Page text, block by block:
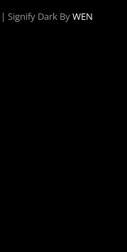
| Signify Dark ByWEN